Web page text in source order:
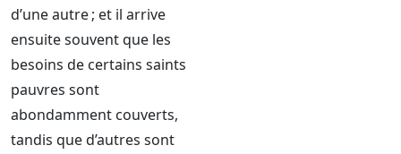
d’une autre ; et il arrive
ensuite souvent que les
besoins de certains saints
pauvres sont
abondamment couverts,
tandis que d’autres sont